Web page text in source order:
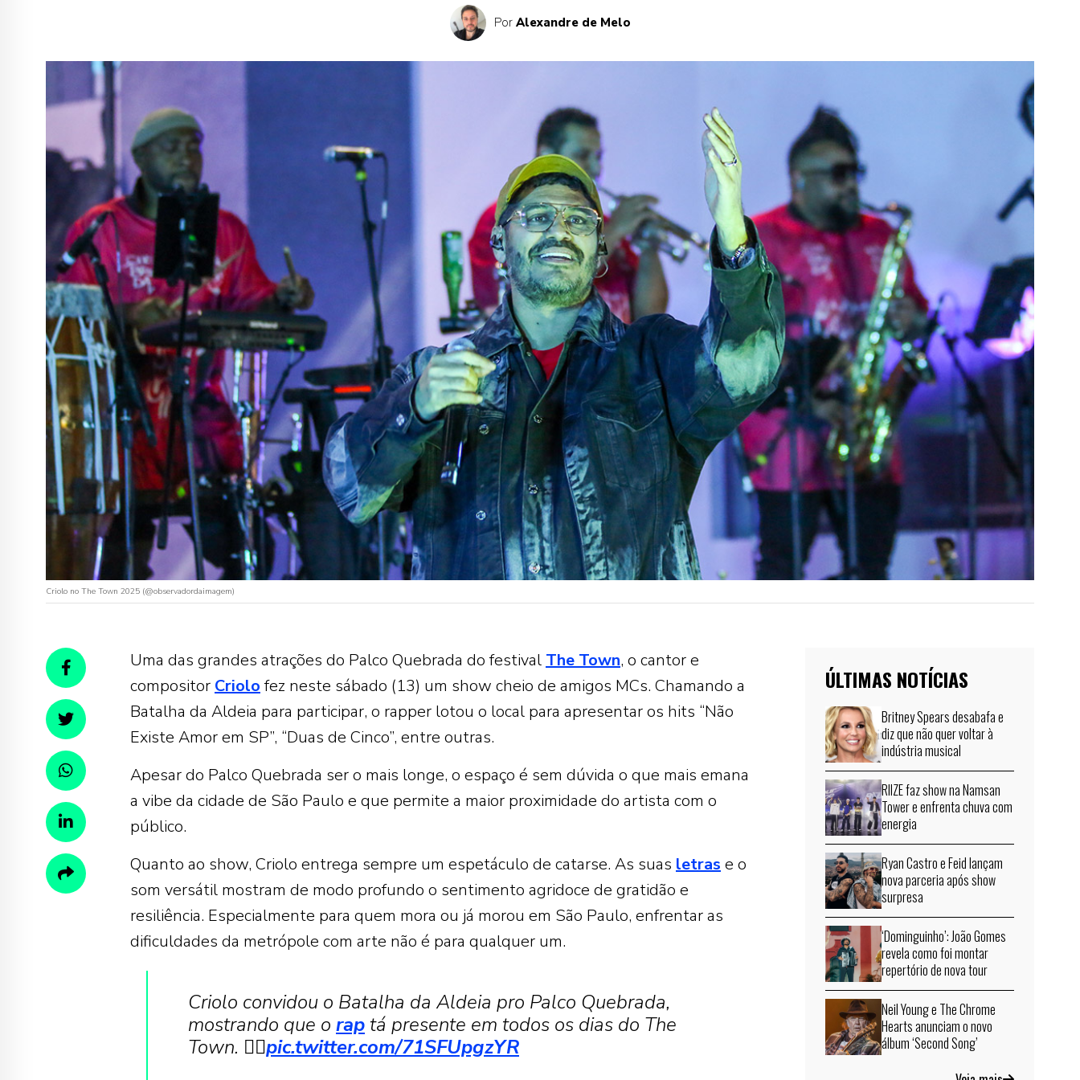
Por Alexandre de Melo
Criolo no The Town 2025 (@observadordaimagem)
Uma das grandes atrações do Palco Quebrada do festival The Town, o cantor e
compositor Criolofez neste sábado (13) um show cheio de amigos MCs. Chamando a
Batalha da Aldeia para participar, o rapper lotou o local para apresentar os hits “Não
Existe Amor em SP”, “Duas de Cinco”, entre outras.
Apesar do Palco Quebrada ser o mais longe, o espaço é sem dúvida o que mais emana
a vibe da cidade de São Paulo e que permite a maior proximidade do artista com o
público.
Quanto ao show, Criolo entrega sempre um espetáculo de catarse. As suas letras e o
som versátil mostram de modo profundo o sentimento agridoce de gratidão e
resiliência. Especialmente para quem mora ou já morou em São Paulo, enfrentar as
dificuldades da metrópole com arte não é para qualquer um.
Criolo convidou o Batalha da Aldeia pro Palco Quebrada,
mostrando que o rap tá presente em todos os dias do The
Town. ❤️‍🔥pic.twitter.com/71SFUpgzYR
ÚLTIMAS NOTÍCIAS
Britney Spears desabafa e
diz que não quer voltar à
indústria musical
RIIZE faz show na Namsan
Tower e enfrenta chuva com
energia
Ryan Castro e Feid lançam
nova parceria após show
surpresa
‘Dominguinho’: João Gomes
revela como foi montar
repertório de nova tour
Neil Young e The Chrome
Hearts anunciam o novo
álbum ‘Second Song’